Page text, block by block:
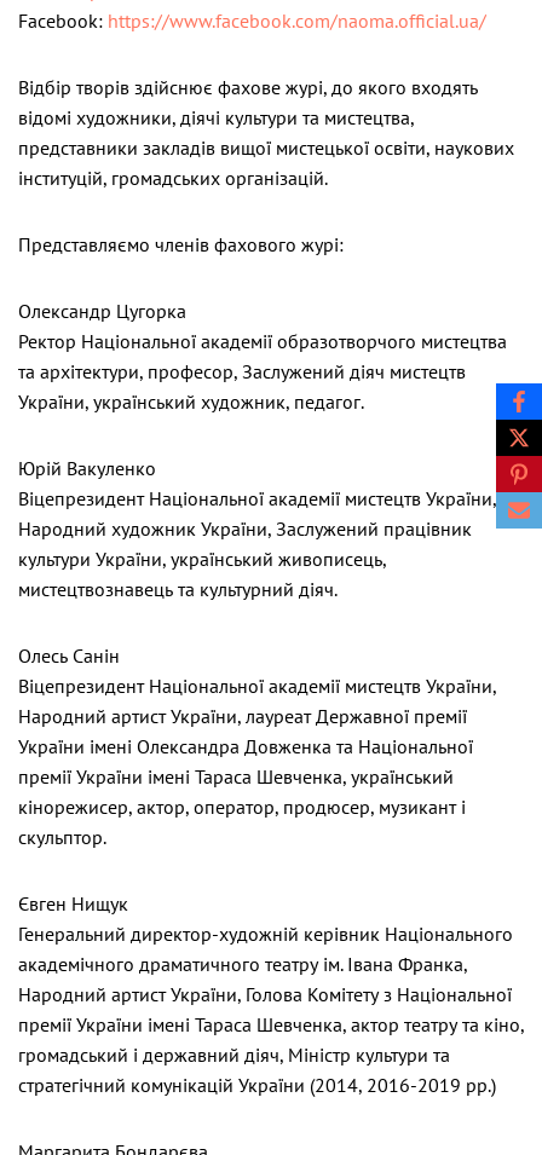
Facebook: https://www.facebook.com/naoma.official.ua/
Відбір творів здійснює фахове журі, до якого входять
відомі художники, діячі культури та мистецтва,
представники закладів вищої мистецької освіти, наукових
інституцій, громадських організацій.
Представляємо членів фахового журі:
Олександр Цугорка
Ректор Національної академії образотворчого мистецтва
та архітектури, професор, Заслужений діяч мистецтв
України, український художник, педагог.
Юрій Вакуленко
Віцепрезидент Національної академії мистецтв України,
Народний художник України, Заслужений працівник
культури України, український живописець,
мистецтвознавець та культурний діяч.
Олесь Санін
Віцепрезидент Національної академії мистецтв України,
Народний артист України, лауреат Державної премії
України імені Олександра Довженка та Національної
премії України імені Тараса Шевченка, український
кінорежисер, актор, оператор, продюсер, музикант і
скульптор.
Євген Нищук
Генеральний директор-художній керівник Національного
академічного драматичного театру ім. Івана Франка,
Народний артист України, Голова Комітету з Національної
премії України імені Тараса Шевченка, актор театру та кіно,
громадський і державний діяч, Міністр культури та
стратегічний комунікацій України (2014, 2016-2019 рр.)